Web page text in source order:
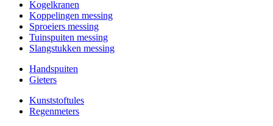
Kogelkranen
Koppelingen messing
Sproeiers messing
Tuinspuiten messing
Slangstukken messing
Handspuiten
Gieters
Kunststoftules
Regenmeters